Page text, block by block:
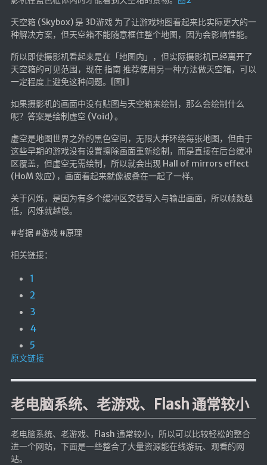
天空箱 (Skybox) 是 3D游戏 为了让游戏地图看起来比实际更大的一
种解决方案，但天空箱不能随意框住整个地图，因为会影响性能。
所以即使摄影机看起来是在「地图内」，但实际摄影机已经离开了
天空箱的可见范围，现在 指南 推荐使用另一种方法做天空箱，可以
一定程度上避免这种问题。[图1]
如果摄影机的画面中没有贴图与天空箱来绘制，那么会绘制什么
呢？答案是绘制虚空 (Void) 。
虚空是地图世界之外的黑色空间，无限大并环绕每张地图，但由于
这些早期的游戏没有设置擦除画面重新绘制，而是直接在后台缓冲
区覆盖，但虚空无需绘制，所以就会出现 Hall of mirrors effect
(HoM 效应) ，画面看起来就像被叠在一起了一样。
关于闪烁，是因为有多个缓冲区交替写入与输出画面，所以帧数越
低，闪烁就越慢。
#考据 #游戏 #原理
相关链接：
1
2
3
4
5
原文链接
老电脑系统、老游戏、Flash 通常较小
老电脑系统、老游戏、Flash 通常较小，所以可以比较轻松的整合
进一个网站，下面是一些整合了大量资源能在线游玩、观看的网
站。